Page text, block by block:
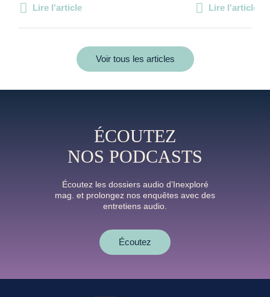
Lire l'article Lire l'article
Voir tous les articles
ÉCOUTEZ
NOS PODCASTS
Écoutez les dossiers audio d’Inexploré
mag. et prolongez nos enquêtes avec des
entretiens audio.
Écoutez